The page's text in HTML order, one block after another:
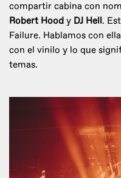
compartir cabina con
Robert Hood y DJ Hell.
Failure. Hablamos con
con el vinilo y lo que
temas.